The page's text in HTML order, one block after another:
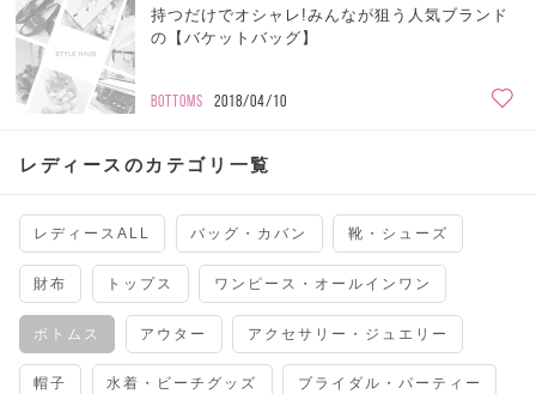
持つだけでオシャレ!みんなが狙う人気ブランド
の【バケットバッグ】
BOTTOMS 2018/04/10
レディースのカテゴリ一覧
レディースALL バッグ・カバン 靴・シューズ
財布 トップス ワンピース・オールインワン
ボトムス アウター アクセサリー・ジュエリー
帽子 水着・ビーチグッズ ブライダル・パーティー